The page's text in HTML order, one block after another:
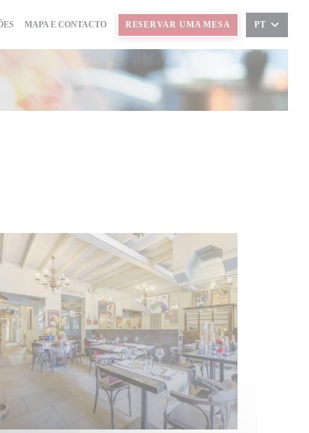
MAPA E CONTACTO RESERVAR UMA MESA PT